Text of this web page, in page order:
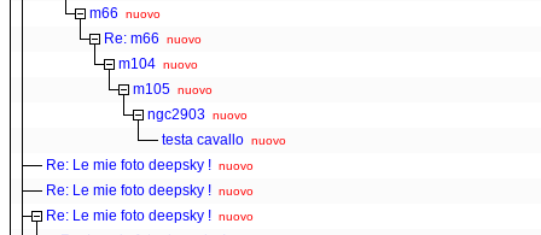
m66 nuovo
Re: m66 nuovo
m104 nuovo
m105 nuovo
ngc2903 nuovo
testa cavallo nuovo
Re: Le mie foto deepsky ! nuovo
Re: Le mie foto deepsky ! nuovo
Re: Le mie foto deepsky ! nuovo